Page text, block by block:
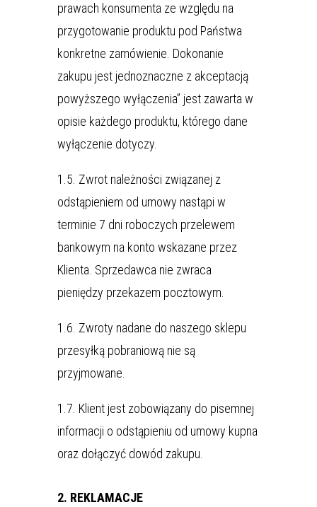
prawach konsumenta ze względu na
przygotowanie produktu pod Państwa
konkretne zamówienie. Dokonanie
zakupu jest jednoznaczne z akceptacją
powyższego wyłączenia” jest zawarta w
opisie każdego produktu, którego dane
wyłączenie dotyczy.
1.5. Zwrot należności związanej z
odstąpieniem od umowy nastąpi w
terminie 7 dni roboczych przelewem
bankowym na konto wskazane przez
Klienta. Sprzedawca nie zwraca
pieniędzy przekazem pocztowym.
1.6. Zwroty nadane do naszego sklepu
przesyłką pobraniową nie są
przyjmowane.
1.7. Klient jest zobowiązany do pisemnej
informacji o odstąpieniu od umowy kupna
oraz dołączyć dowód zakupu.
2. REKLAMACJE